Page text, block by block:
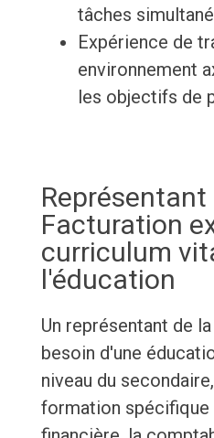
tâches
Expérience de
environnement
les objectifs de
Représentant
Facturation
curriculum
l'éducation
Un représentant de
besoin d'une
niveau du
formation spécifique